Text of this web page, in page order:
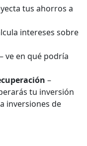
tus ahorros a
intereses sobre
– ve en qué podría
–
tu inversión
inversiones de